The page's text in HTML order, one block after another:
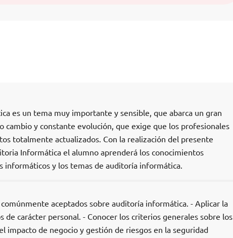
es un tema muy importante y sensible, que abarca un gran
cambio y constante evolución, que exige que los profesionales
totalmente actualizados. Con la realización del presente
Informática el alumno aprenderá los conocimientos
informáticos y los temas de auditoría informática.
aceptados sobre auditoría informática. - Aplicar la
de carácter personal. - Conocer los criterios generales sobre los
impacto de negocio y gestión de riesgos en la seguridad